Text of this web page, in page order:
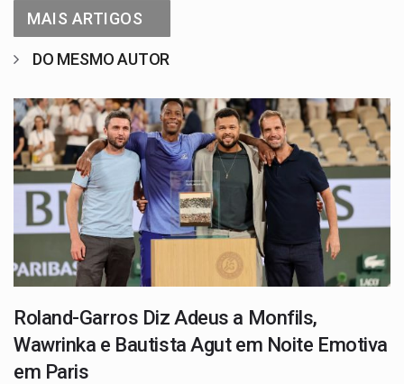
MAIS ARTIGOS
DO MESMO AUTOR
Roland-Garros Diz Adeus a Monfils,
Wawrinka e Bautista Agut em Noite Emotiva
em Paris